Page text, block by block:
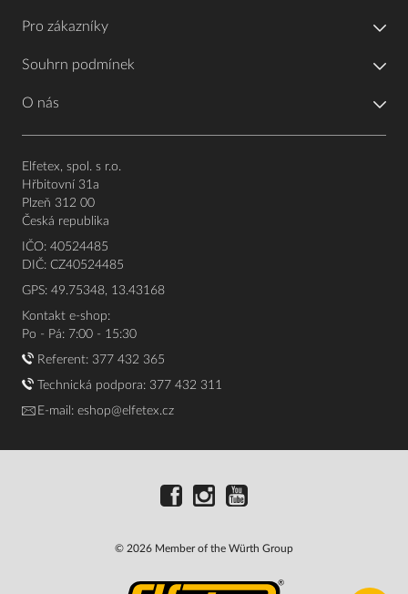
Pro zákazníky
Souhrn podmínek
O nás
Elfetex, spol. s r.o.
Hřbitovní 31a
Plzeň 312 00
Česká republika
IČO: 40524485
DIČ: CZ40524485
GPS: 49.75348, 13.43168
Kontakt e-shop:
Po - Pá: 7:00 - 15:30
Referent: 377 432 365
Technická podpora: 377 432 311
E-mail: eshop@elfetex.cz
© 2026 Member of the Würth Group